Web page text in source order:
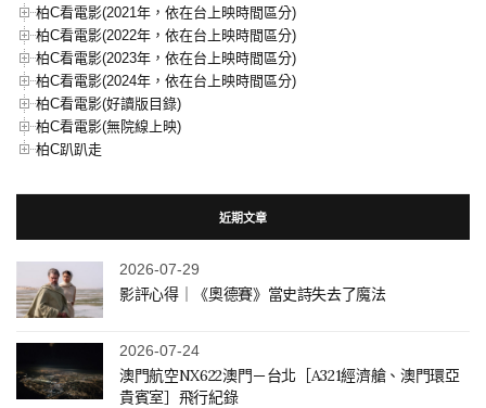
柏C看電影(2021年，依在台上映時間區分)
柏C看電影(2022年，依在台上映時間區分)
柏C看電影(2023年，依在台上映時間區分)
柏C看電影(2024年，依在台上映時間區分)
柏C看電影(好讀版目錄)
柏C看電影(無院線上映)
柏C趴趴走
近期文章
2026-07-29
影評心得｜《奧德賽》當史詩失去了魔法
2026-07-24
澳門航空NX622澳門－台北［A321經濟艙、澳門環亞
貴賓室］飛行紀錄